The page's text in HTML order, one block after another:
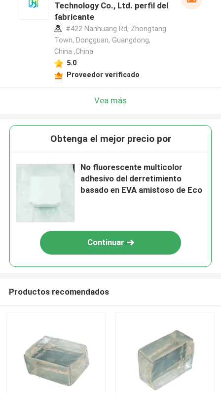
Inicio
Technology Co., Ltd. perfil del
fabricante
#422 Nanhuang Rd, Zhongtang
Town, Dongguan, Guangdong,
China ,China
5.0
Proveedor verificado
Vea más
Obtenga el mejor precio por
No fluorescente multicolor
adhesivo del derretimiento
basado en EVA amistoso de Eco
Continuar
Productos recomendados